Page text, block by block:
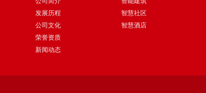
发展历程
公司文化
荣誉资质
新闻动态
智慧社区
智慧酒店